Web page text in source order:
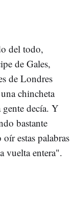
del todo,
de Gales,
de Londres
chincheta
decía. Y
bastante
estas palabras
vuelta entera".